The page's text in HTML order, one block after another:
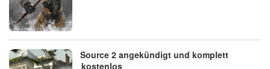
NEWS
Source 2 angekündigt und komplett
kostenlos